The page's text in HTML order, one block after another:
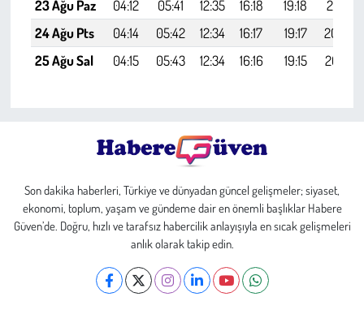
23 Ağu Paz
04:12 05:41 12:35 16:18 19:18
20:41
24 Ağu Pts
04:14 05:42 12:34 16:17 19:17
20:39
25 Ağu Sal
04:15 05:43 12:34 16:16 19:15 20:37
Son dakika haberleri, Türkiye ve dünyadan güncel gelişmeler; siyaset,
ekonomi, toplum, yaşam ve gündeme dair en önemli başlıklar Habere
Güven’de. Doğru, hızlı ve tarafsız habercilik anlayışıyla en sıcak gelişmeleri
anlık olarak takip edin.